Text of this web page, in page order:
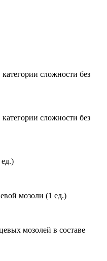
сложности без
сложности без
мозоли (1 ед.)
мозолей в составе